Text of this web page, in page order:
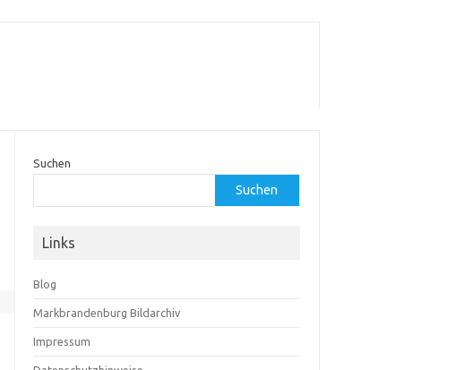
Suchen
Suchen
Links
Blog
Markbrandenburg Bildarchiv
Impressum